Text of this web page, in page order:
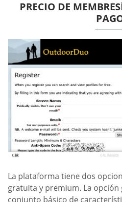
PRECIO DE
La plataforma tiene dos
gratuita y premium. La
conjunto básico de